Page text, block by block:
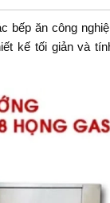
bếp ăn công
kế tối giản và